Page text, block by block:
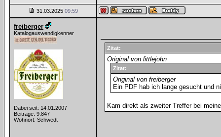
31.03.2025 09:59
freiberger
Katalogauswendigkenner
Dabei seit: 14.01.2007
Beiträge: 9.847
Wohnort: Schwedt
Zitat:
Original von littlejohn
Zitat:
Original von freiberger
Ein PDF hab ich lange gesucht und
Kam direkt als zweiter Treffer bei